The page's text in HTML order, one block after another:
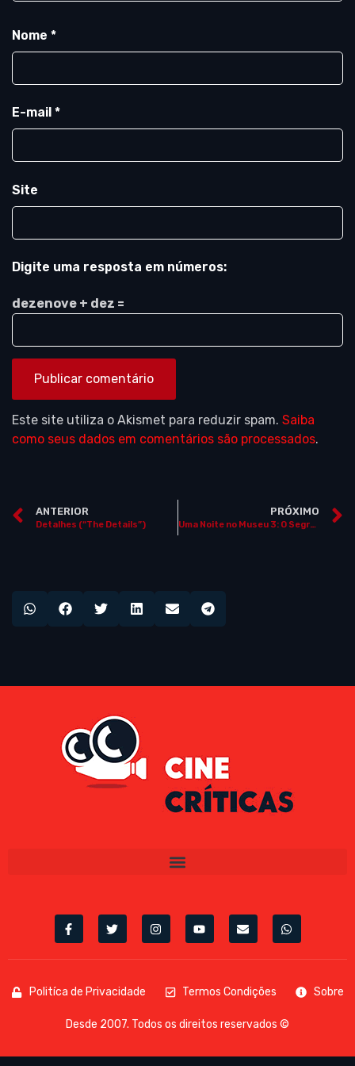
Nome *
E-mail *
Site
Digite uma resposta em números:
dezenove + dez =
Este site utiliza o Akismet para reduzir spam. Saiba
como seus dados em comentários são processados.
ANTERIOR
Detalhes (“The Details”)
PRÓXIMO
Uma Noite no Museu 3: O Segredo da Tumba (“Night at the Museum: Secret of the Tomb”)
Politíca de Privacidade Termos Condições Sobre
Desde 2007. Todos os direitos reservados ©